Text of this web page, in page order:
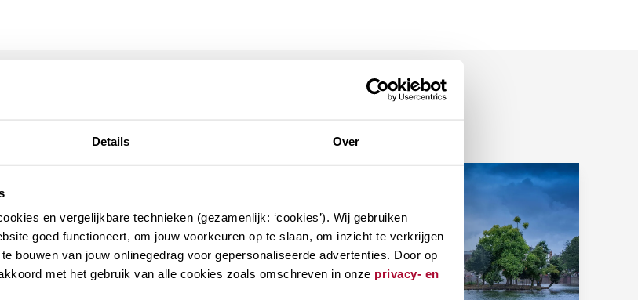
Details Over
en vergelijkbare technieken (gezamenlijk: ‘cookies’). Wij gebruiken
goed functioneert, om jouw voorkeuren op te slaan, om inzicht te verkrijgen
bouwen van jouw onlinegedrag voor gepersonaliseerde advertenties. Door op
met het gebruik van alle cookies zoals omschreven in onze privacy- en